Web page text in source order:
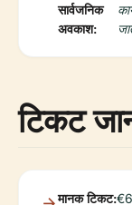
सार्वजनिक
अवकाश:
टिकट
मानक टिकट:€6